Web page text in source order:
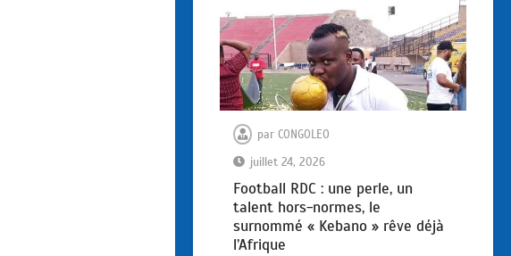
par CONGOLEO
juillet 24, 2026
Football RDC : une perle, un
talent hors-normes, le
surnommé « Kebano » rêve déjà
l’Afrique